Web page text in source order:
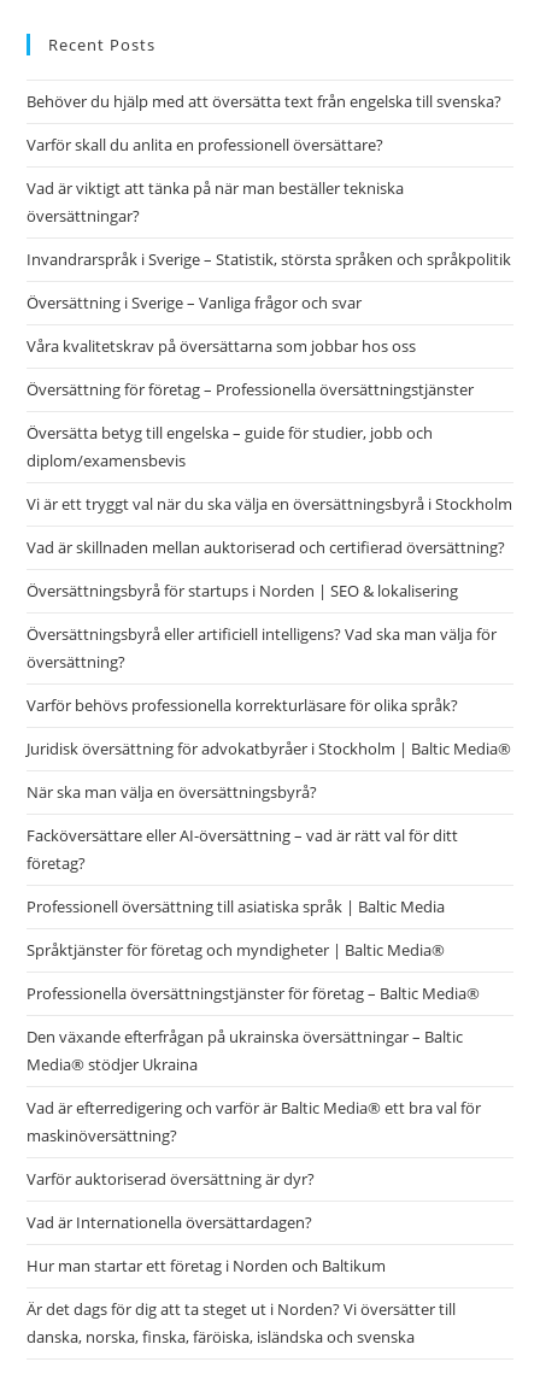
Recent Posts
Behöver du hjälp med att översätta text från engelska till svenska?
Varför skall du anlita en professionell översättare?
Vad är viktigt att tänka på när man beställer tekniska
översättningar?
Invandrarspråk i Sverige – Statistik, största språken och språkpolitik
Översättning i Sverige – Vanliga frågor och svar
Våra kvalitetskrav på översättarna som jobbar hos oss
Översättning för företag – Professionella översättningstjänster
Översätta betyg till engelska – guide för studier, jobb och
diplom/examensbevis
Vi är ett tryggt val när du ska välja en översättningsbyrå i Stockholm
Vad är skillnaden mellan auktoriserad och certifierad översättning?
Översättningsbyrå för startups i Norden | SEO & lokalisering
Översättningsbyrå eller artificiell intelligens? Vad ska man välja för
översättning?
Varför behövs professionella korrekturläsare för olika språk?
Juridisk översättning för advokatbyråer i Stockholm | Baltic Media®
När ska man välja en översättningsbyrå?
Facköversättare eller AI-översättning – vad är rätt val för ditt
företag?
Professionell översättning till asiatiska språk | Baltic Media
Språktjänster för företag och myndigheter | Baltic Media®
Professionella översättningstjänster för företag – Baltic Media®
Den växande efterfrågan på ukrainska översättningar – Baltic
Media® stödjer Ukraina
Vad är efterredigering och varför är Baltic Media® ett bra val för
maskinöversättning?
Varför auktoriserad översättning är dyr?
Vad är Internationella översättardagen?
Hur man startar ett företag i Norden och Baltikum
Är det dags för dig att ta steget ut i Norden? Vi översätter till
danska, norska, finska, färöiska, isländska och svenska